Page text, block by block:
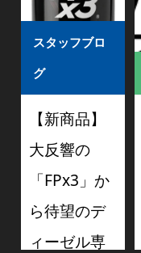
スタッフブロ
グ
【新商品】
大反響の
「FPx3」か
ら待望のデ
ィーゼル専